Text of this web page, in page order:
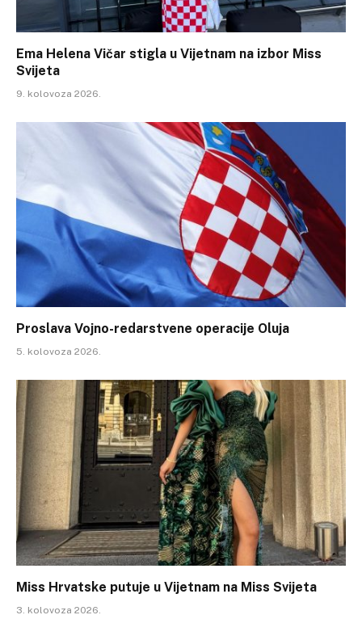
Ema Helena Vičar stigla u Vijetnam na izbor Miss
Svijeta
9. kolovoza 2026.
Proslava Vojno-redarstvene operacije Oluja
5. kolovoza 2026.
Miss Hrvatske putuje u Vijetnam na Miss Svijeta
3. kolovoza 2026.